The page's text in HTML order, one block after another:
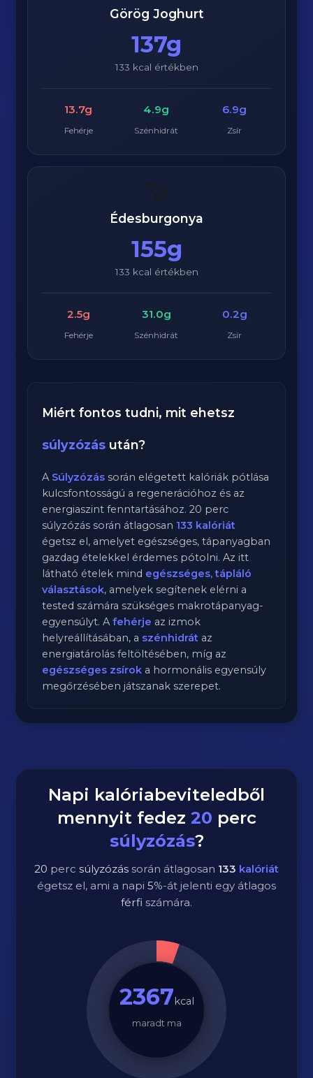
Görög Joghurt
137g
133 kcal értékben
13.7g
Fehérje
4.9g
Szénhidrát
6.9g
Zsír
Édesburgonya
155g
133 kcal értékben
2.5g
Fehérje
31.0g
Szénhidrát
0.2g
Zsír
Miért fontos tudni, mit ehetsz
súlyzózás után?
A Súlyzózás során elégetett kalóriák pótlása
kulcsfontosságú a regenerációhoz és az
energiaszint fenntartásához.20 perc
súlyzózás során átlagosan 133 kalóriát
égetsz el, amelyet egészséges, tápanyagban
gazdag ételekkel érdemes pótolni. Az itt
látható ételek mind egészséges, tápláló
választások, amelyek segítenek elérni a
tested számára szükséges makrotápanyag-
egyensúlyt. Afehérje az izmok
helyreállításában, a szénhidrát az
energiatárolás feltöltésében, míg az
egészséges zsírok a hormonális egyensúly
megőrzésében játszanak szerepet.
Napi kalóriabeviteledből
mennyit fedez 20 perc
súlyzózás?
20 perc súlyzózás során átlagosan 133 kalóriát
égetsz el, ami a napi 5%-át jelenti egy átlagos
férfi számára.
2367kcal
maradt ma